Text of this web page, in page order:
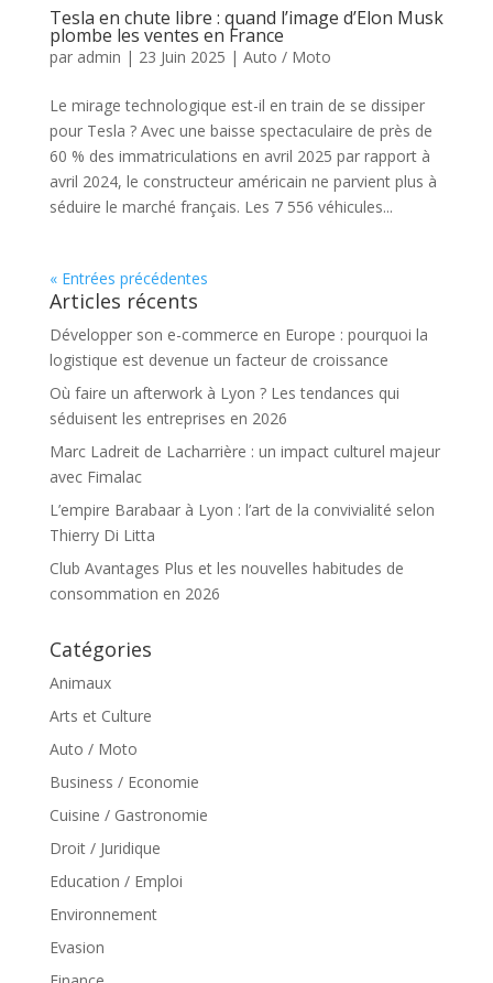
Tesla en chute libre : quand l’image d’Elon Musk
plombe les ventes en France
par admin | 23 Juin 2025 | Auto / Moto
Le mirage technologique est-il en train de se dissiper
pour Tesla ? Avec une baisse spectaculaire de près de
60 % des immatriculations en avril 2025 par rapport à
avril 2024, le constructeur américain ne parvient plus à
séduire le marché français. Les 7 556 véhicules...
« Entrées précédentes
Articles récents
Développer son e-commerce en Europe : pourquoi la
logistique est devenue un facteur de croissance
Où faire un afterwork à Lyon ? Les tendances qui
séduisent les entreprises en 2026
Marc Ladreit de Lacharrière : un impact culturel majeur
avec Fimalac
L’empire Barabaar à Lyon : l’art de la convivialité selon
Thierry Di Litta
Club Avantages Plus et les nouvelles habitudes de
consommation en 2026
Catégories
Animaux
Arts et Culture
Auto / Moto
Business / Economie
Cuisine / Gastronomie
Droit / Juridique
Education / Emploi
Environnement
Evasion